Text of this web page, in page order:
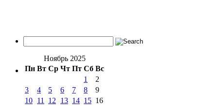
Ноябрь 2025
Пн Вт Ср Чт Пт Сб Вс
1
2
3
4 5 6 7 8
9
10 11 12 13 14 15 16